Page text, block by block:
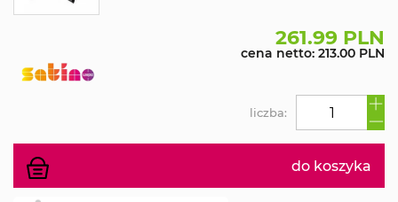
261.99 PLN
cena netto: 213.00 PLN
do koszyka
liczba: